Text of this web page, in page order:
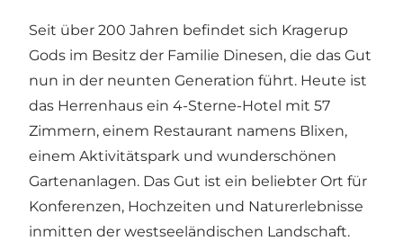
Seit über 200 Jahren befindet sich Kragerup
Gods im Besitz der Familie Dinesen, die das Gut
nun in der neunten Generation führt. Heute ist
das Herrenhaus ein 4-Sterne-Hotel mit 57
Zimmern, einem Restaurant namens Blixen,
einem Aktivitätspark und wunderschönen
Gartenanlagen. Das Gut ist ein beliebter Ort für
Konferenzen, Hochzeiten und Naturerlebnisse
inmitten der westseeländischen Landschaft.